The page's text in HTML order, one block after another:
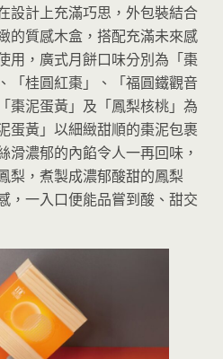
設計上充滿巧思，外包裝結合
的質感木盒，搭配充滿未來感
用，廣式月餅口味分別為「棗
「桂圓紅棗」、「福圓鐵觀音
棗泥蛋黃」及「鳳梨核桃」為
蛋黃」以細緻甜順的棗泥包裹
滑濃郁的內餡令人一再回味，
梨，煮製成濃郁酸甜的鳳梨
，一入口便能品嘗到酸、甜交